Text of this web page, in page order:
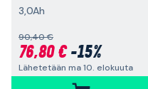
3,0Ah
90,40 €
76,80 €-15%
Lähetetään ma 10. elokuuta